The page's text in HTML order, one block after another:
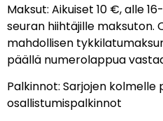
Maksut: Aikuiset 10 €, alle
seuran hiihtäjille maksuton.
mahdollisen
päällä numerolappua
Palkinnot: Sarjojen
osallistumispalkinnot